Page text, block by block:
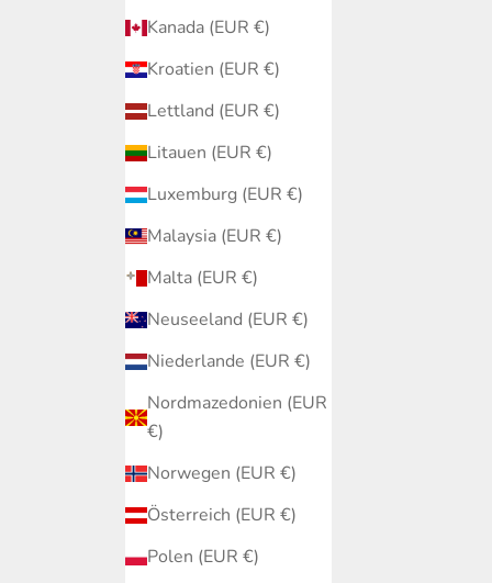
Kanada (EUR €)
Kroatien (EUR €)
Lettland (EUR €)
Litauen (EUR €)
Luxemburg (EUR €)
Malaysia (EUR €)
Malta (EUR €)
Neuseeland (EUR €)
Niederlande (EUR €)
Nordmazedonien (EUR
€)
Norwegen (EUR €)
Österreich (EUR €)
Polen (EUR €)